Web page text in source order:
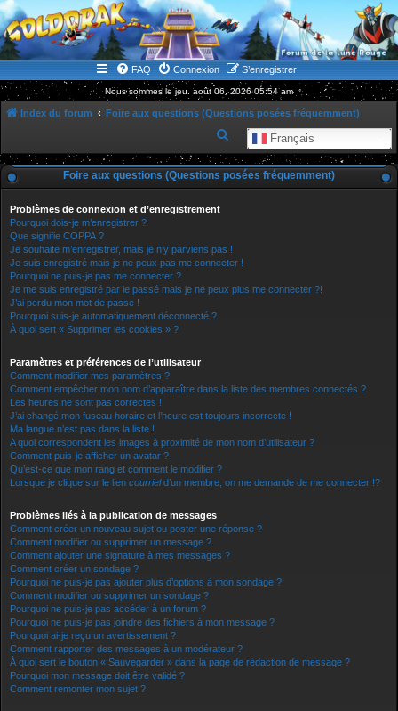
WWW.GOLDORAKGO.COM
le site de la Lune Rouge
FAQ Connexion S’enregistrer
Nous sommes le jeu. août 06, 2026 05:54 am
Index du forum Foire aux questions (Questions posées fréquemment)
Français
e
c
c
Foire aux questions (Questions posées fréquemment)
Problèmes de connexion et d’enregistrement
Pourquoi dois-je m’enregistrer ?
Que signifie COPPA ?
Je souhaite m’enregistrer, mais je n’y parviens pas !
Je suis enregistré mais je ne peux pas me connecter !
Pourquoi ne puis-je pas me connecter ?
Je me suis enregistré par le passé mais je ne peux plus me connecter ?!
J’ai perdu mon mot de passe !
Pourquoi suis-je automatiquement déconnecté ?
À quoi sert « Supprimer les cookies » ?
Paramètres et préférences de l’utilisateur
Comment modifier mes paramètres ?
Comment empêcher mon nom d’apparaître dans la liste des membres connectés ?
Les heures ne sont pas correctes !
J’ai changé mon fuseau horaire et l’heure est toujours incorrecte !
Ma langue n’est pas dans la liste !
A quoi correspondent les images à proximité de mon nom d’utilisateur ?
Comment puis-je afficher un avatar ?
Qu’est-ce que mon rang et comment le modifier ?
Lorsque je clique sur le lien courrield’un membre, on me demande de me connecter !?
Problèmes liés à la publication de messages
Comment créer un nouveau sujet ou poster une réponse ?
Comment modifier ou supprimer un message ?
Comment ajouter une signature à mes messages ?
Comment créer un sondage ?
Pourquoi ne puis-je pas ajouter plus d’options à mon sondage ?
Comment modifier ou supprimer un sondage ?
Pourquoi ne puis-je pas accéder à un forum ?
Pourquoi ne puis-je pas joindre des fichiers à mon message ?
Pourquoi ai-je reçu un avertissement ?
Comment rapporter des messages à un modérateur ?
À quoi sert le bouton « Sauvegarder » dans la page de rédaction de message ?
Pourquoi mon message doit être validé ?
Comment remonter mon sujet ?